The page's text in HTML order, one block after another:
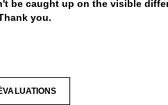
be caught up on the visible
you.